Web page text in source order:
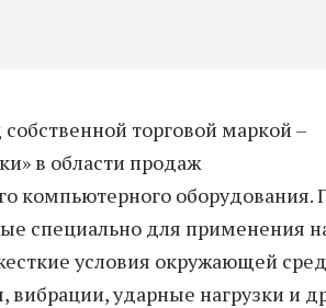
собственной торговой маркой –
в области продаж
компьютерного оборудования.
специально для применения
условия окружающей
ударные нагрузки и